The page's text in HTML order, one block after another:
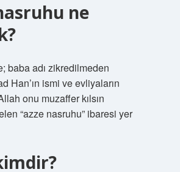
ne
baba adı zikredilmeden
Han’ın ismi ve evliyaların
onu muzaffer kılsın
“azze nasruhu” ibaresi yer